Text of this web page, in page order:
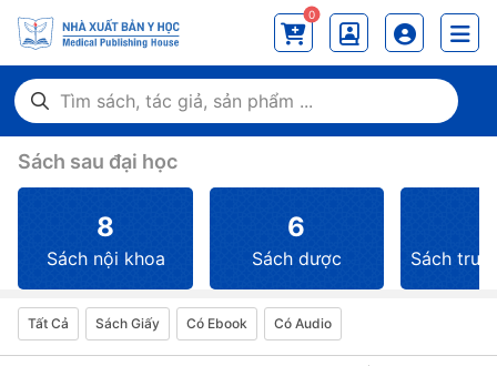
0
Sách sau đại học
8
Sách nội khoa
6
Sách dược Sách
Tất Cả Sách Giấy Có Ebook Có Audio